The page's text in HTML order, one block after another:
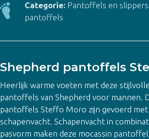
-
heren
Categorie: Pantoffels en slippers
pantoffels
Shepherd pantoffels
Heerlijk warme voeten met deze
pantoffels van Shepherd voor mannen.
pantoffels Steffo Moro zijn gevoerd
schapenvacht. Schapenvacht in
pasvorm maken deze mocassin